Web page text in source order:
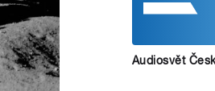
Audiosvět